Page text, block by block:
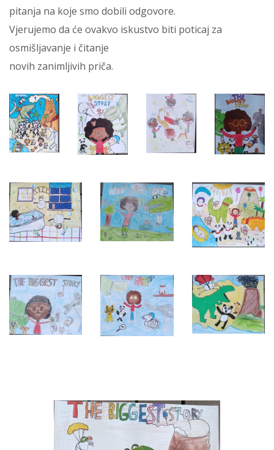
pitanja na koje smo dobili odgovore.
Vjerujemo da će ovakvo iskustvo biti poticaj za
osmišljavanje i čitanje
novih zanimljivih priča.